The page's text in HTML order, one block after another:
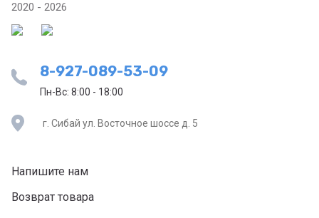
2020 - 2026
8-927-089-53-09
Пн-Вс: 8:00 - 18:00
г. Сибай ул. Восточное шоссе д. 5
Напишите нам
Возврат товара